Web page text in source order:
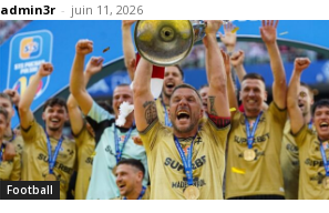
admin3r - juin 11, 2026
Football